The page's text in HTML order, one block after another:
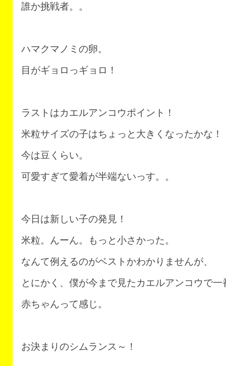
誰か挑戦者。。
ハマクマノミの卵。
目がギョロっギョロ！
ラストはカエルアンコウポイント！
米粒サイズの子はちょっと大きくなったかな！
今は豆くらい。
可愛すぎて愛着が半端ないっす。。
今日は新しい子の発見！
米粒。んーん。もっと小さかった。
なんて例えるのがベストかわかりませんが、
とにかく、僕が今まで見たカエルアンコウで
赤ちゃんって感じ。
お決まりのシムランス～！